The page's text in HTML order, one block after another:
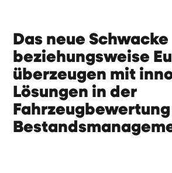
Das neue Schwacke
beziehungsweise
überzeugen mit
Lösungen in der